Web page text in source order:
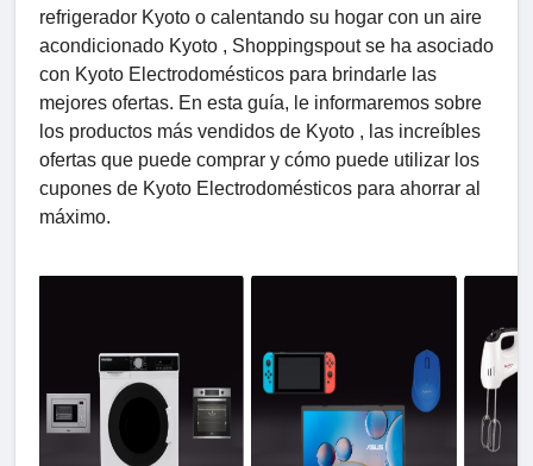
refrigerador Kyoto o calentando su hogar con un aire
acondicionado Kyoto , Shoppingspout se ha asociado
con Kyoto Electrodomésticos para brindarle las
mejores ofertas. En esta guía, le informaremos sobre
los productos más vendidos de Kyoto , las increíbles
ofertas que puede comprar y cómo puede utilizar los
cupones de Kyoto Electrodomésticos para ahorrar al
máximo.